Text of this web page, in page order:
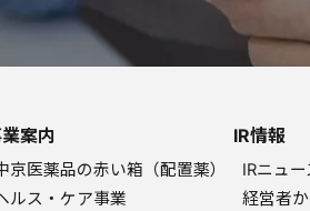
案内
京医薬品の赤い箱（配置薬）
ルス・ケア事業
IR情報
IRニュー
経営者